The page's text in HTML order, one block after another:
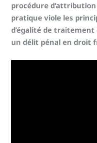
procédure
pratique viole les
d’égalité de
un délit pénal en droit